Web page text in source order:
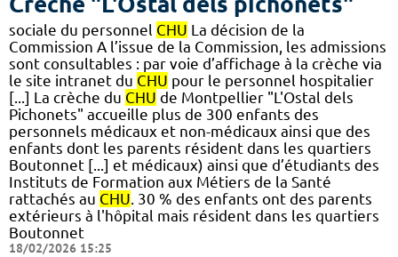
sociale du personnel CHU La décision de la
Commission A l’issue de la Commission, les admissions
sont consultables : par voie d’affichage à la crèche via
le site intranet du CHU pour le personnel hospitalier
[...] La crèche du CHU de Montpellier "L'Ostal dels
Pichonets" accueille plus de 300 enfants des
personnels médicaux et non-médicaux ainsi que des
enfants dont les parents résident dans les quartiers
Boutonnet [...] et médicaux) ainsi que d’étudiants des
Instituts de Formation aux Métiers de la Santé
rattachés au CHU . 30 % des enfants ont des parents
extérieurs à l'hôpital mais résident dans les quartiers
Boutonnet
18/02/2026 15:25